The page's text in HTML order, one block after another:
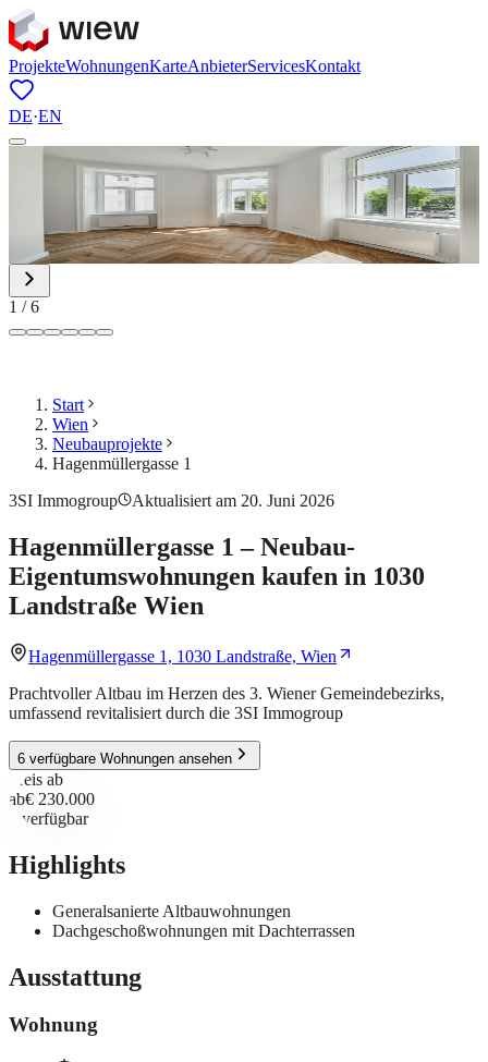
ProjekteWohnungenKarteAnbieterServicesKontakt
DE·EN
1 /6
Start
Wien
Neubauprojekte
Hagenmüllergasse 1
3SI Immogroup
Aktualisiert am 20. Juni 2026
Hagenmüllergasse 1 – Neubau-
Eigentumswohnungen kaufen in 1030
Landstraße Wien
Hagenmüllergasse 1, 1030 Landstraße, Wien
Prachtvoller Altbau im Herzen des 3. Wiener Gemeindebezirks,
umfassend revitalisiert durch die 3SI Immogroup
6 verfügbare Wohnungen ansehen
Preis ab
ab€ 230.000
verfügbar
Highlights
Generalsanierte Altbauwohnungen
Dachgeschoßwohnungen mit Dachterrassen
Ausstattung
Wohnung